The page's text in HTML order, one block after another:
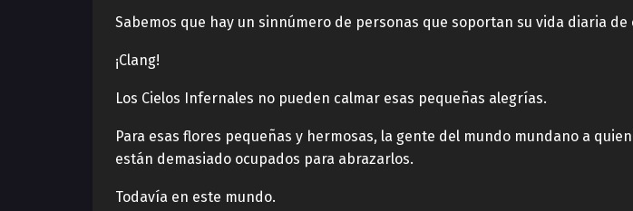
Sabemos que hay un sinnúmero de personas que soportan su vida diaria de
¡Clang!
Los Cielos Infernales no pueden calmar esas pequeñas alegrías.
Para esas flores pequeñas y hermosas, la gente del mundo mundano a
están demasiado ocupados para abrazarlos.
Todavía en este mundo.